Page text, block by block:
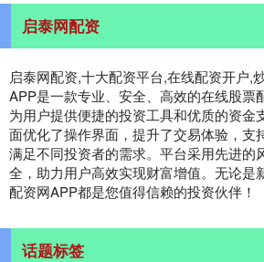
启泰网配资
启泰网配资,十大配资平台,在线配资开户,
APP是一款专业、安全、高效的在线股票
为用户提供便捷的投资工具和优质的资金
面优化了操作界面，提升了交易体验，支
满足不同投资者的需求。平台采用先进的
全，助力用户高效实现财富增值。无论是
配资网APP都是您值得信赖的投资伙伴！
话题标签